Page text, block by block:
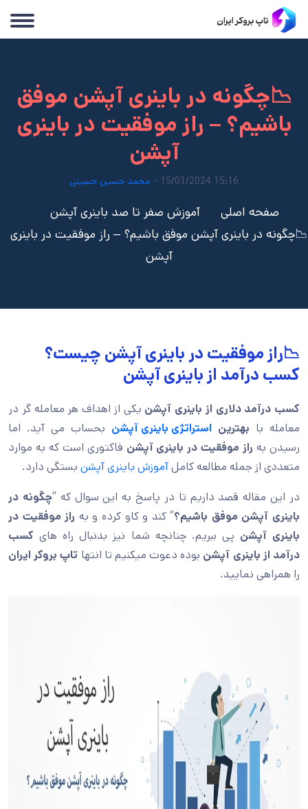
📉چگونه در باینری آپشن موفق
باشیم؟ – راز موفقیت در باینری
آپشن
15:16 15/01/2024 - محمد حسین حسینی
صفحه اصلی
آموزش صفر تا صد باینری آپشن
📉چگونه در باینری آپشن موفق باشیم؟ – راز موفقیت در باینری
آپشن
📉راز موفقیت در باینری آپشن چیست؟
کسب درآمد از باینری آپشن
کسب درآمد دلاری از باینری آپشن یکی از اهداف هر معامله گر در
معامله با بهترین استراتژی باینری آپشن بحساب می آید. اما
رسیدن به راز موفقیت در باینری آپشن فاکتوری است که به موارد
متعددی از جمله مطالعه کاملآموزش باینری آپشن بستگی دارد.
در این مقاله قصد داریم تا در پاسخ به این سوال که “چگونه در
باینری آپشن موفق باشیم؟” کند و کاو کرده و به راز موفقیت در
باینری آپشن پی ببریم. چنانچه شما نیز بدنبال راه هایکسب
درآمد از باینری آپشن بوده دعوت میکنیم تا انتها تاپ بروکر ایران
را همراهی نمایید.